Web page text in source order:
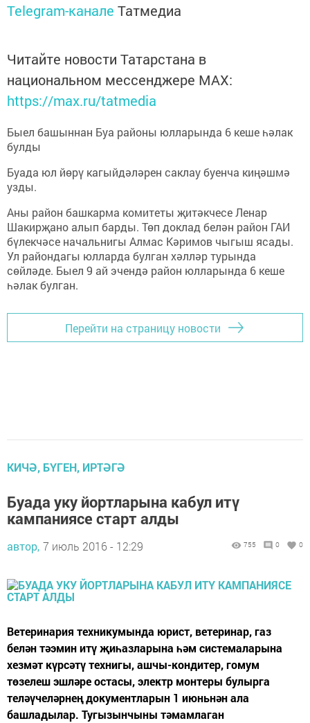
Telegram-канале Татмедиа
Читайте новости Татарстана в
национальном мессенджере MАХ:
https://max.ru/tatmedia
Быел башыннан Буа районы юлларында 6 кеше һәлак
булды
Буада юл йөрү кагыйдәләрен саклау буенча киңәшмә
узды.
Аны район башкарма комитеты җитәкчесе Ленар
Шакирҗано алып барды. Төп доклад белән район ГАИ
бүлекчәсе начальнигы Алмас Кәримов чыгыш ясады.
Ул райондагы юлларда булган хәлләр турында
сөйләде. Быел 9 ай эчендә район юлларында 6 кеше
һәлак булган.
Перейти на страницу новости
КИЧӘ, БҮГЕН, ИРТӘГӘ
Буада уку йортларына кабул итү
кампаниясе старт алды
автор, 7 июль 2016 - 12:29 755 0 0
Ветеринария техникумында юрист, ветеринар, газ
белән тәэмин итү җиһазларына һәм системаларына
хезмәт күрсәтү технигы, ашчы-кондитер, гомум
төзелеш эшләре остасы, электр монтеры булырга
теләүчеләрнең документларын 1 июньнән ала
башладылар. Тугызынчыны тәмамлаган